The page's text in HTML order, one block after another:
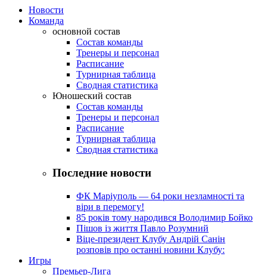
Новости
Команда
основной состав
Состав команды
Тренеры и персонал
Расписание
Турнирная таблица
Сводная статистика
Юношеский состав
Состав команды
Тренеры и персонал
Расписание
Турнирная таблица
Сводная статистика
Последние новости
ФК Маріуполь — 64 роки незламності та
віри в перемогу!
85 років тому народився Володимир Бойко
Пішов із життя Павло Розумний
Віце-президент Клубу Андрій Санін
розповів про останні новини Клубу:
Игры
Премьер-Лига